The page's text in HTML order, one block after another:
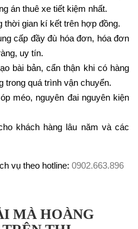
án thuê xe tiết kiệm nhất.
thời gian kí kết trên hợp đồng.
cấp đầy đù hóa đơn, hóa đơn
uy tín.
bài bản, cẩn thận khi có hàng
trong quá trình vận chuyển.
méo, nguyên đai nguyên kiện
khách hàng lâu năm và các
vụ theo hotline: 0902.663.896
MÀ HOÀNG